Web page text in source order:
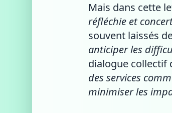
Mais dans cette
réfléchie et
souvent laissés
anticiper les
dialogue collectif
des services
minimiser les